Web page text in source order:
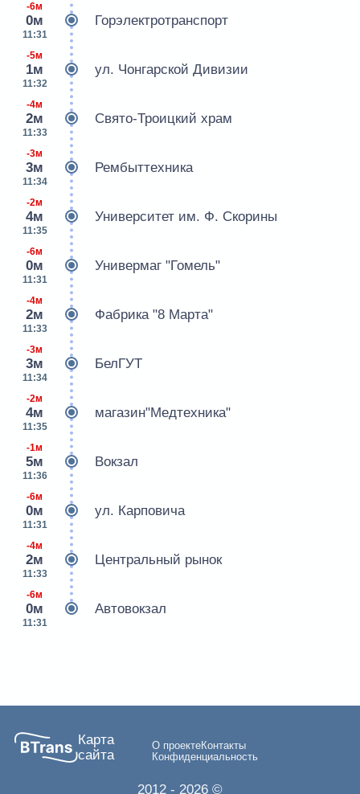
-6м
0м
11:31
Горэлектротранспорт
-5м
1м
11:32
ул. Чонгарской Дивизии
-4м
2м
11:33
Свято-Троицкий храм
-3м
3м
11:34
Рембыттехника
-2м
4м
11:35
Университет им. Ф. Скорины
-6м
0м
11:31
Универмаг "Гомель"
-4м
2м
11:33
Фабрика "8 Марта"
-3м
3м
11:34
БелГУТ
-2м
4м
11:35
магазин"Медтехника"
-1м
5м
11:36
Вокзал
-6м
0м
11:31
ул. Карповича
-4м
2м
11:33
Центральный рынок
-6м
0м
11:31
Автовокзал
Карта
сайта
О проектеКонтакты
Конфиденциальность
2012 - 2026 ©